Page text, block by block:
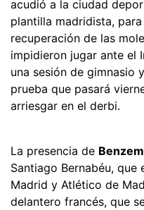
acudió a la ciudad
plantilla madridista,
recuperación de las
impidieron jugar ante el
una sesión de gimnasio
prueba que pasará
arriesgar en el derbi.
La presencia de
Santiago Bernabéu, que
Madrid y Atlético de
delantero francés, que